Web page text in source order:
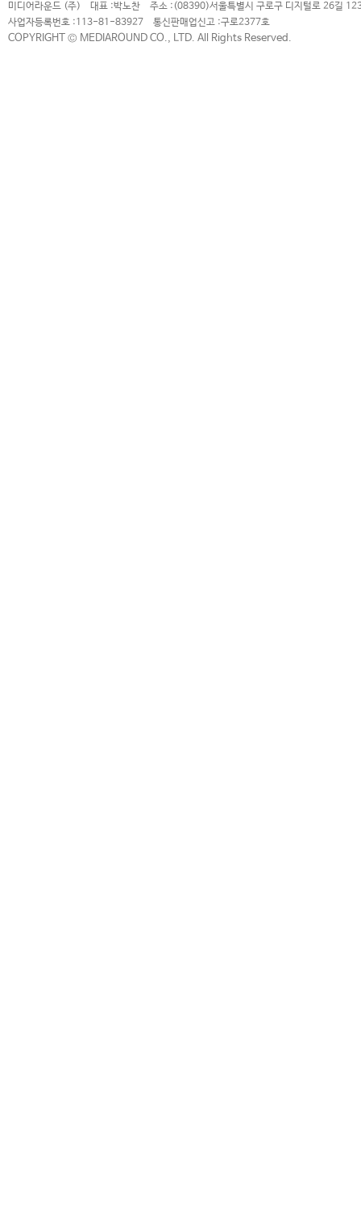
미디어라운드 (주) 대표 :박노찬 주소 : (08390)서울특별시 구로구 디지털로 26길
사업자등록번호 :113-81-83927 통신판매업신고 :구로2377호
COPYRIGHT © MEDIAROUND CO., LTD. All Rights Reserved.